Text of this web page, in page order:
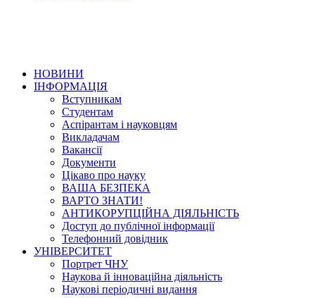
НОВИНИ
ІНФОРМАЦІЯ
Вступникам
Студентам
Аспірантам і науковцям
Викладачам
Вакансії
Документи
Цікаво про науку
ВАША БЕЗПЕКА
ВАРТО ЗНАТИ!
АНТИКОРУПЦІЙНА ДІЯЛЬНІСТЬ
Доступ до публічної інформації
Телефонний довідник
УНІВЕРСИТЕТ
Портрет ЧНУ
Наукова й інноваційна діяльність
Наукові періодичні видання